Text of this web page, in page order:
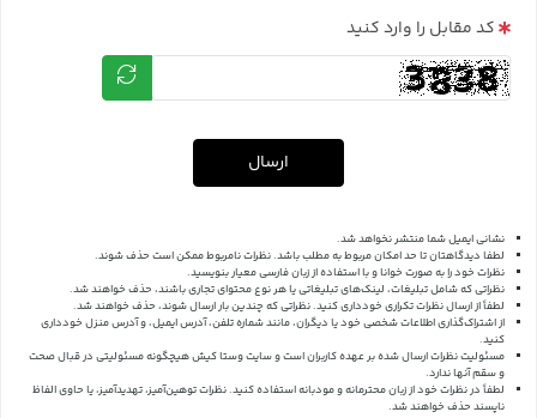
کد مقابل را وارد کنید
ارسال
نشانی ایمیل شما منتشر نخواهد شد.
لطفا دیدگاهتان تا حد امکان مربوط به مطلب باشد. نظرات نامربوط ممکن است حذف شوند.
نظرات خود را به صورت خوانا و با استفاده از زبان فارسی معیار بنویسید.
نظراتی که شامل تبلیغات، لینک‌های تبلیغاتی یا هر نوع محتوای تجاری باشند، حذف خواهند شد.
لطفاً از ارسال نظرات تکراری خودداری کنید. نظراتی که چندین بار ارسال شوند، حذف خواهند شد.
از اشتراک‌گذاری اطلاعات شخصی خود یا دیگران، مانند شماره تلفن، آدرس ایمیل، و آدرس منزل خودداری
کنید.
مسئولیت نظرات ارسال شده بر عهده کاربران است و سایت وستا کیش هیچگونه مسئولیتی در قبال صحت
و سقم آنها ندارد.
لطفاً در نظرات خود از زبان محترمانه و مودبانه استفاده کنید. نظرات توهین‌آمیز، تهدیدآمیز، یا حاوی الفاظ
ناپسند حذف خواهند شد.